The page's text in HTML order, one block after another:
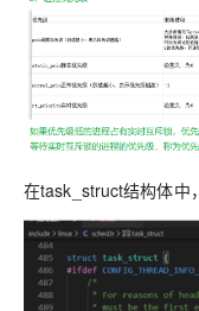
在task_struct结构体中